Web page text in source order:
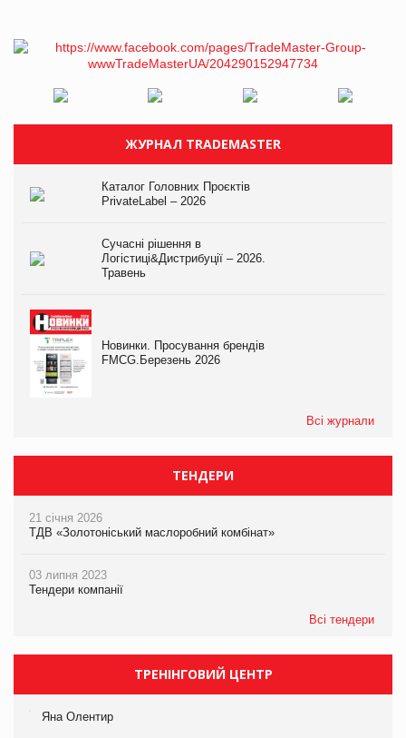
ЖУРНАЛ TRADEMASTER
Каталог Головних Проєктів
PrivateLabel – 2026
Сучасні рішення в
Логістиці&Дистрибуції – 2026.
Травень
Новинки. Просування брендів
FMCG.Березень 2026
Всі журнали
ТЕНДЕРИ
21 січня 2026
ТДВ «Золотоніський маслоробний комбінат»
03 липня 2023
Тендери компанії
Всі тендери
ТРЕНІНГОВИЙ ЦЕНТР
Яна Олентир